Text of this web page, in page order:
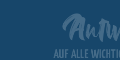
AUF ALLE